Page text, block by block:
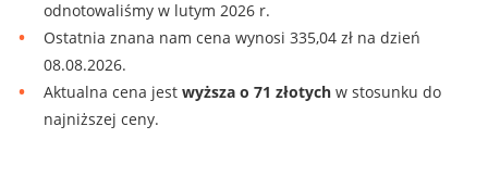
odnotowaliśmy w lutym 2026 r.
Ostatnia znana nam cena wynosi 335,04 zł na dzień
08.08.2026.
Aktualna cena jest wyższa o 71 złotych w stosunku do
najniższej ceny.